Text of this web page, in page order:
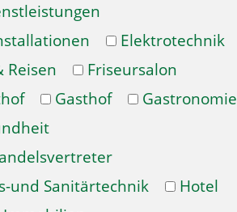
Elektrotechnik
Reisen
Friseursalon
Gasthof
Gastronomie
und Sanitärtechnik
Hotel